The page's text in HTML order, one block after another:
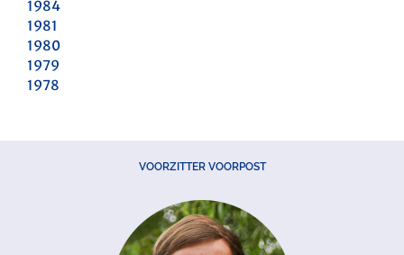
1984
1981
1980
1979
1978
VOORZITTER VOORPOST